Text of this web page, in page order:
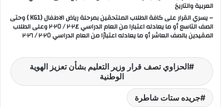
العربية والتاريخ
– يسري القرار على كافة الطلاب الملتحقين بمرحلة رياض الاطفال (KG1 ) وحتى
الصف التاسع أو ما يعادله اعتبارا من العام الدراسي ٢٠٢٤ / ٢٠٢٥ وعلى الطلاب
المقيدين بالصف العاشر أو ما يعادله اعتبارًا من العام الدراسي ٢٠٢٥ / ٢٠٢٦
الحزاوي تصف قرار وزير التعليم بشأن تعزيز الهوية
الوطنية
جريده ستات شاطرة